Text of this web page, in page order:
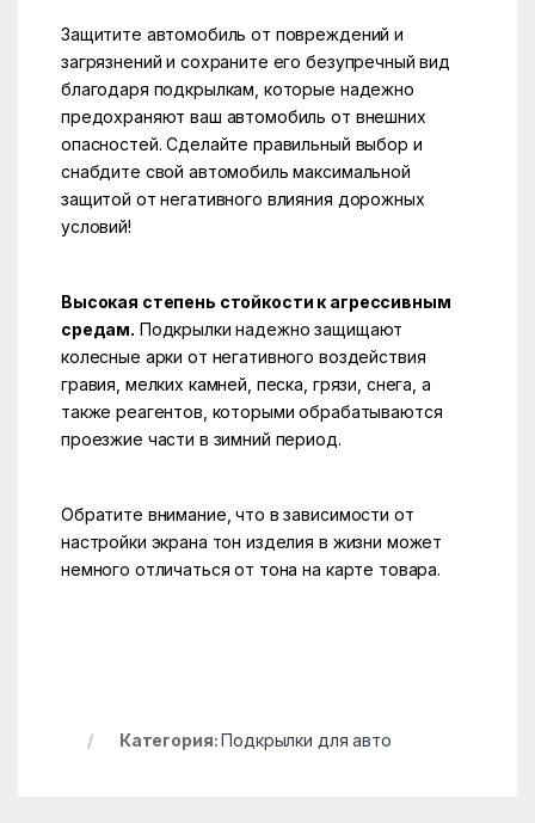
Защитите автомобиль от повреждений и
загрязнений и сохраните его безупречный вид
благодаря подкрылкам, которые надежно
предохраняют ваш автомобиль от внешних
опасностей. Сделайте правильный выбор и
снабдите свой автомобиль максимальной
защитой от негативного влияния дорожных
условий!
Высокая степень стойкости к агрессивным
средам. Подкрылки надежно защищают
колесные арки от негативного воздействия
гравия, мелких камней, песка, грязи, снега, а
также реагентов, которыми обрабатываются
проезжие части в зимний период.
Обратите внимание, что в зависимости от
настройки экрана тон изделия в жизни может
немного отличаться от тона на карте товара.
Категория:Подкрылки для авто